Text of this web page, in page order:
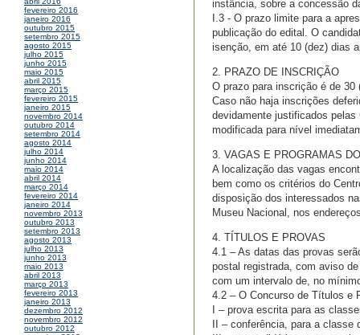
fevereiro 2016
janeiro 2016
outubro 2015
setembro 2015
agosto 2015
julho 2015
junho 2015
maio 2015
abril 2015
março 2015
fevereiro 2015
janeiro 2015
novembro 2014
outubro 2014
setembro 2014
agosto 2014
julho 2014
junho 2014
maio 2014
abril 2014
março 2014
fevereiro 2014
janeiro 2014
novembro 2013
outubro 2013
setembro 2013
agosto 2013
julho 2013
junho 2013
maio 2013
abril 2013
março 2013
fevereiro 2013
janeiro 2013
dezembro 2012
novembro 2012
outubro 2012
instância, sobre a concessão
I.3 - O prazo limite para a
publicação do edital. O
isenção, em até 10 (dez) dias
2. PRAZO DE INSCRIÇÃO
O prazo para inscrição é de
Caso não haja inscrições
devidamente justificados
modificada para nível
3. VAGAS E PROGRAMAS
A localização das vagas
bem como os critérios do
disposição dos interessados
Museu Nacional, nos
4. TÍTULOS E PROVAS
4.1 – As datas das provas
postal registrada, com aviso
com um intervalo de, no
4.2 – O Concurso de Títulos e
I – prova escrita para as
II – conferência, para a classe